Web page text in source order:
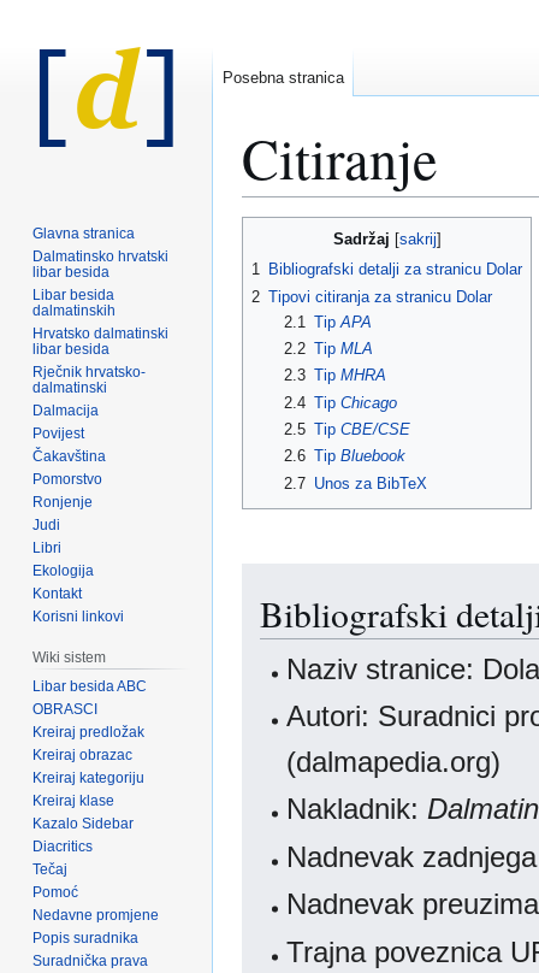
Citiranje
navigaciju
pretraživanje
Sadržaj
1 Bibliografski detalji za stranicu Dolar
2 Tipovi citiranja za stranicu Dolar
2.1
Tip APA
2.2 Tip MLA
2.3 Tip MHRA
2.4 Tip Chicago
2.5 Tip CBE/CSE
2.6 Tip Bluebook
2.7 Unos za BibTeX
Bibliografski
Naziv stranice:
Autori: Suradnici
(dalmapedia.org)
Nakladnik:
Nadnevak
Nadnevak
Trajna poveznica
Posebna stranica
Glavna stranica
Dalmatinsko hrvatski
libar besida
Libar besida
dalmatinskih
Hrvatsko dalmatinski
libar besida
Rječnik hrvatsko-
dalmatinski
Dalmacija
Povijest
Čakavština
Pomorstvo
Ronjenje
Judi
Libri
Ekologija
Kontakt
Korisni linkovi
Wiki sistem
Libar besida ABC
OBRASCI
Kreiraj predložak
Kreiraj obrazac
Kreiraj kategoriju
Kreiraj klase
Kazalo Sidebar
Diacritics
Tečaj
Pomoć
Nedavne promjene
Popis suradnika
Suradnička prava